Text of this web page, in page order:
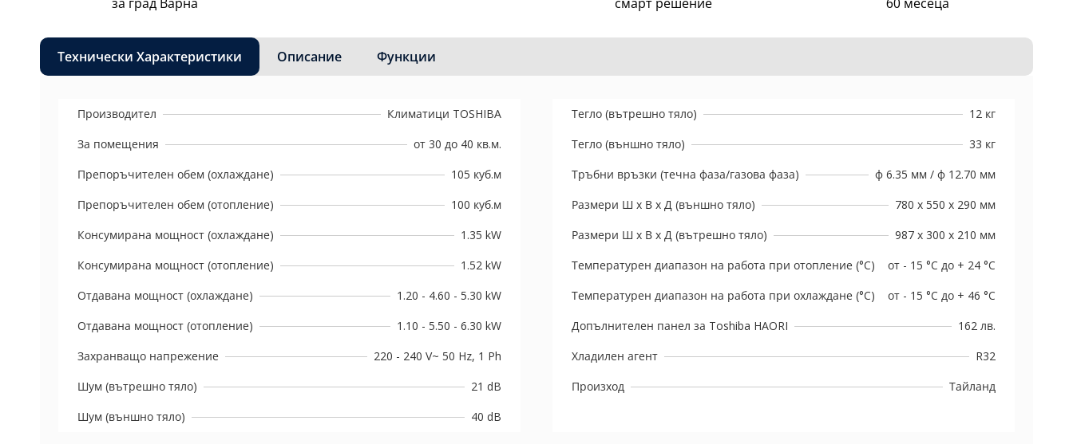
Технически Характеристики Описание Функции
Производител
Климатици TOSHIBA
За помещения
от 30 до 40 кв.м.
Препоръчителен обем (охлаждане)
105 куб.м
Препоръчителен обем (отопление)
100 куб.м
Консумирана мощност (охлаждане)
1.35 kW
Консумирана мощност (отопление)
1.52 kW
Отдавана мощност (охлаждане)
1.20 - 4.60 - 5.30 kW
Отдавана мощност (отопление)
1.10 - 5.50 - 6.30 kW
Захранващо напрежение
220 - 240 V~ 50 Hz, 1 Ph
Шум (вътрешно тяло)
21 dB
Шум (външно тяло)
40 dB
Тегло (вътрешно тяло)
12 кг
Тегло (външно тяло)
33 кг
Тръбни връзки (течна фаза/газова фаза)
ф 6.35 мм / ф 12.70 мм
Размери Ш х В х Д (външно тяло)
780 х 550 х 290 мм
Размери Ш х В х Д (вътрешно тяло)
987 x 300 x 210 мм
Температурен диапазон на работа при отопление (°C)
от - 15 °C до + 24 °C
Температурен диапазон на работа при охлаждане (°C)
от - 15 °C до + 46 °C
Допълнителен панел за Toshiba HAORI
162 лв.
Хладилен агент
R32
Произход
Тайланд